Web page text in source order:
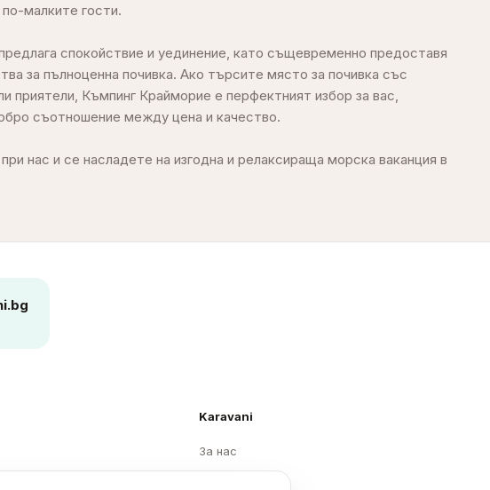
Karavani
За нас